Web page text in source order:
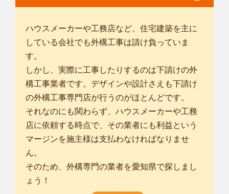
ハウスメーカーや工務店など、住宅建築を主に
している会社でも外構工事は請け負っていま
す。
しかし、実際に工事したりするのは下請けの外
構工事業者です。デザインや設計さえも下請け
の外構工事専門店が行うのがほとんどです。
それなのにも関わらず、ハウスメーカーや工務
店に依頼する時点で、その業者にも利益という
マージンを施主様は支払わなければなりませ
ん。
そのため、外構専門の業者を愛知県で探しまし
ょう！